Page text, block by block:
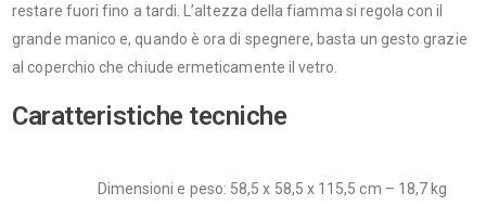
restare fuori fino a tardi. L’altezza della fiamma si regola con il
grande manico e, quando è ora di spegnere, basta un gesto grazie
al coperchio che chiude ermeticamente il vetro.
Caratteristiche tecniche
Dimensioni e peso: 58,5 x 58,5 x 115,5 cm – 18,7 kg